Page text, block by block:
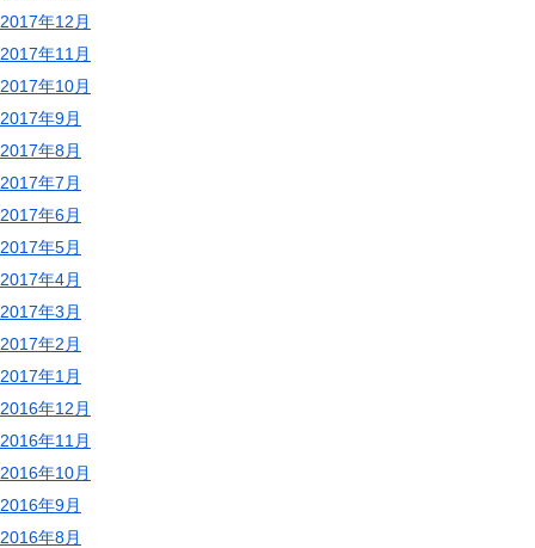
2017年12月
2017年11月
2017年10月
2017年9月
2017年8月
2017年7月
2017年6月
2017年5月
2017年4月
2017年3月
2017年2月
2017年1月
2016年12月
2016年11月
2016年10月
2016年9月
2016年8月